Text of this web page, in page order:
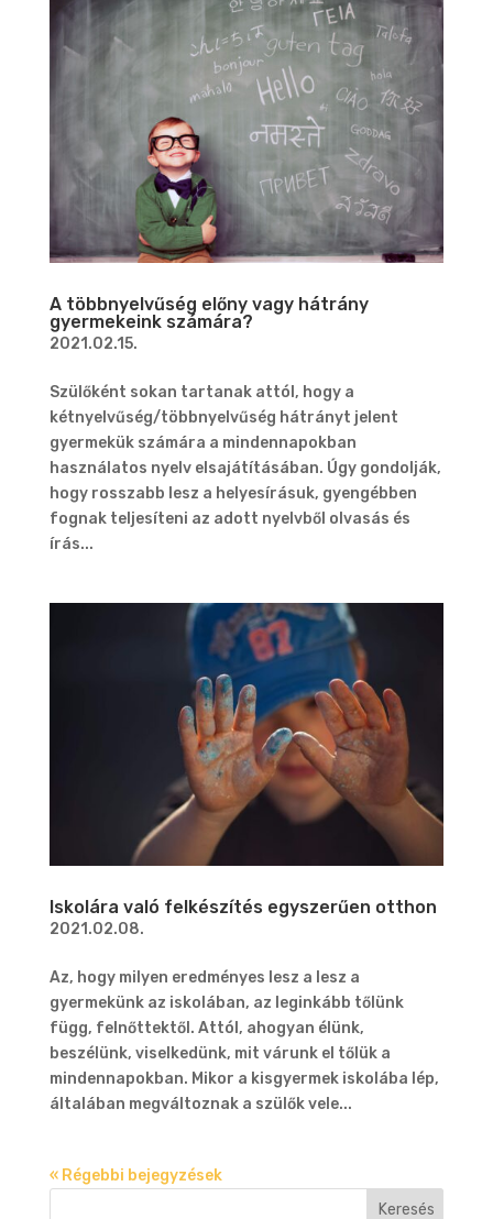
A többnyelvűség előny vagy hátrány
gyermekeink számára?
2021.02.15.
Szülőként sokan tartanak attól, hogy a
kétnyelvűség/többnyelvűség hátrányt jelent
gyermekük számára a mindennapokban
használatos nyelv elsajátításában. Úgy gondolják,
hogy rosszabb lesz a helyesírásuk, gyengébben
fognak teljesíteni az adott nyelvből olvasás és
írás...
Iskolára való felkészítés egyszerűen otthon
2021.02.08.
Az, hogy milyen eredményes lesz a lesz a
gyermekünk az iskolában, az leginkább tőlünk
függ, felnőttektől. Attól, ahogyan élünk,
beszélünk, viselkedünk, mit várunk el tőlük a
mindennapokban. Mikor a kisgyermek iskolába lép,
általában megváltoznak a szülők vele...
« Régebbi bejegyzések